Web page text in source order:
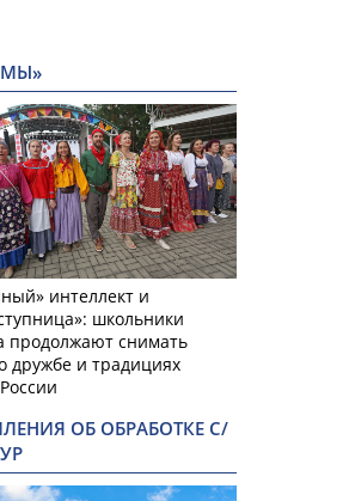
МЫ»
интеллект и
школьники
продолжают снимать
дружбе и традициях
ОБ ОБРАБОТКЕ С/